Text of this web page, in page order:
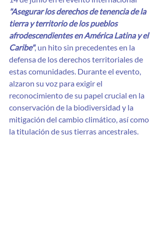
"Asegurar los derechos de tenencia de la
tierra y territorio de los pueblos
afrodescendientes en América Latina y el
Caribe", un hito sin precedentes en la
defensa de los derechos territoriales de
estas comunidades. Durante el evento,
alzaron su voz para exigir el
reconocimiento de su papel crucial en la
conservación de la biodiversidad y la
mitigación del cambio climático, así como
la titulación de sus tierras ancestrales.